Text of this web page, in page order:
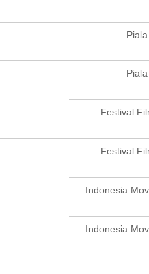
Festival
Festival
Indonesia
Indonesia